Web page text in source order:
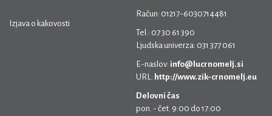
Izjava o kakovosti
Račun: 01217-6030714481
Tel.: 07 30 61 390
Ljudska univerza: 031 377 061
E-naslov: info@lucrnomelj.si
URL: http://www.zik-crnomelj.eu
Delovni čas
pon. - čet. 9:00 do 17:00